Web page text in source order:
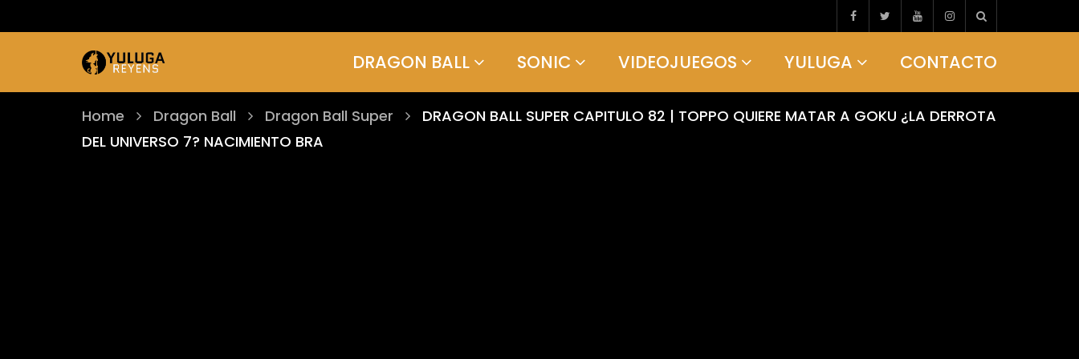
DRAGON BALL SONIC VIDEOJUEGOS YULUGA CONTACTO
Home Dragon Ball Dragon Ball Super
DRAGON BALL SUPER CAPITULO 82 | TOPPO QUIERE MATAR A GOKU ¿LA DERROTA
DEL UNIVERSO 7? NACIMIENTO BRA